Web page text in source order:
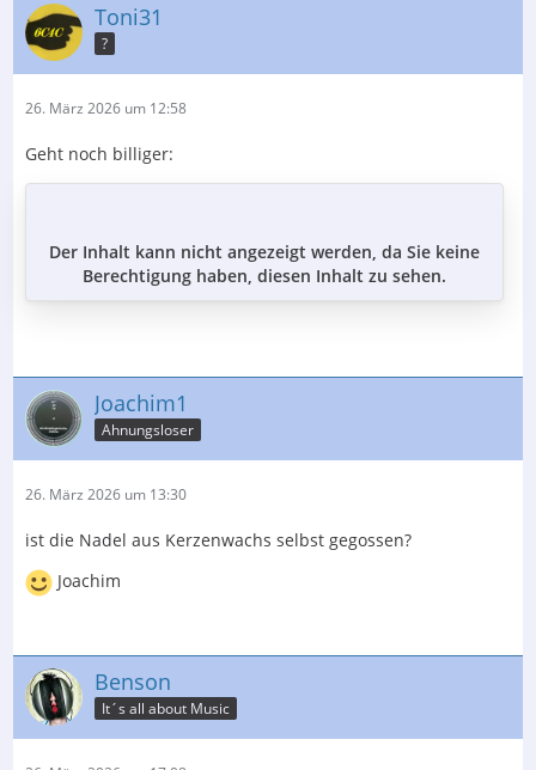
Toni31
?
26. März 2026 um 12:58
Geht noch billiger:
Der Inhalt kann nicht angezeigt werden, da Sie keine
Berechtigung haben, diesen Inhalt zu sehen.
Joachim1
Ahnungsloser
26. März 2026 um 13:30
ist die Nadel aus Kerzenwachs selbst gegossen?
Joachim
Benson
It´s all about Music